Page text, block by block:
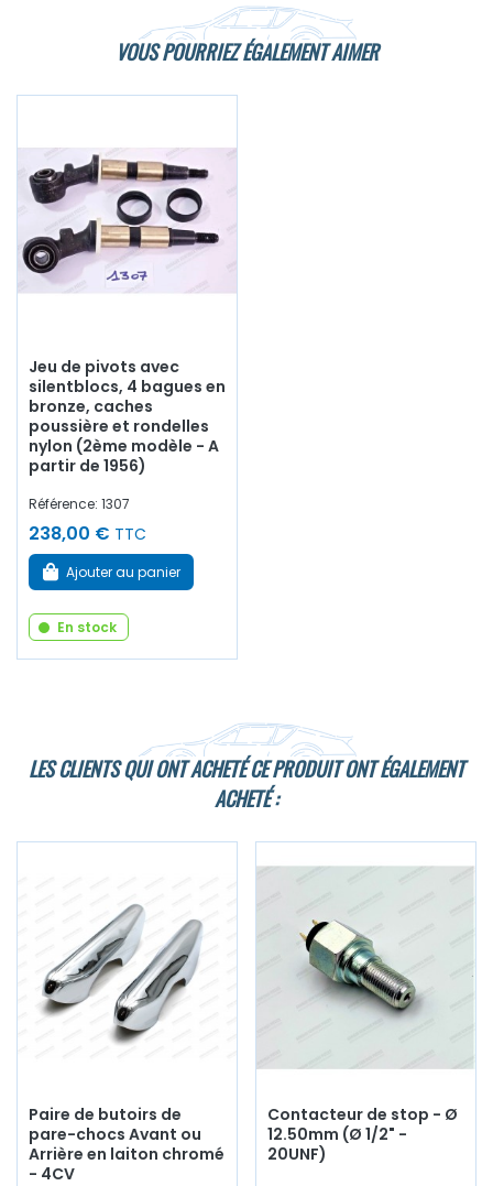
VOUS POURRIEZ ÉGALEMENT AIMER
Jeu de pivots avec
silentblocs, 4 bagues en
bronze, caches
poussière et rondelles
nylon (2ème modèle - A
partir de 1956)
Référence: 1307
238,00 € TTC
Ajouter au panier
En stock
LES CLIENTS QUI ONT ACHETÉ CE PRODUIT ONT ÉGALEMENT
ACHETÉ :
Paire de butoirs de
pare-chocs Avant ou
Arrière en laiton chromé
- 4CV
Contacteur de stop - Ø
12.50mm (Ø 1/2" -
20UNF)